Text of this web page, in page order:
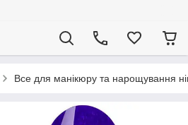
Все для манікюру та нарощування